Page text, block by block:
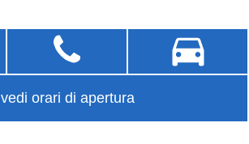
vedi orari di apertura